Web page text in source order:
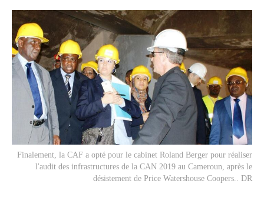
Finalement, la CAF a opté pour le cabinet Roland Berger pour réaliser
l'audit des infrastructures de la CAN 2019 au Cameroun, après le
désistement de Price Watershouse Coopers.. DR